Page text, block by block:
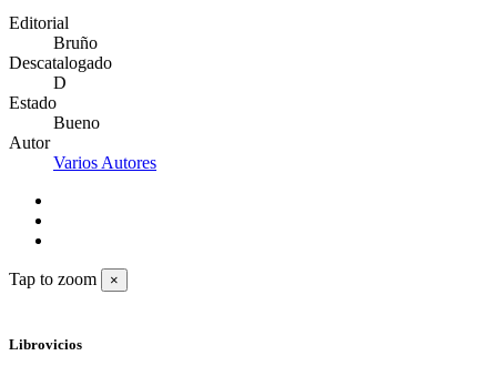
Editorial
Bruño
Descatalogado
D
Estado
Bueno
Autor
Varios Autores
Tap to zoom ×
Librovicios